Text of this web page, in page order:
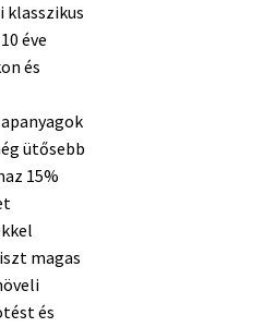
klasszikus
éve
és
ütősebb
15%
magas
és